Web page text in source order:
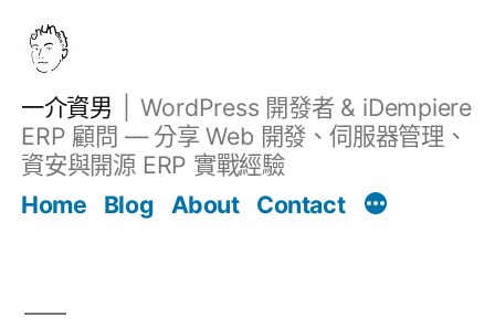
一介資男
WordPress 開發者 & iDempiere
ERP 顧問 — 分享 Web 開發、伺服器管理、
資安與開源 ERP 實戰經驗
Home
Blog About Contact
文章